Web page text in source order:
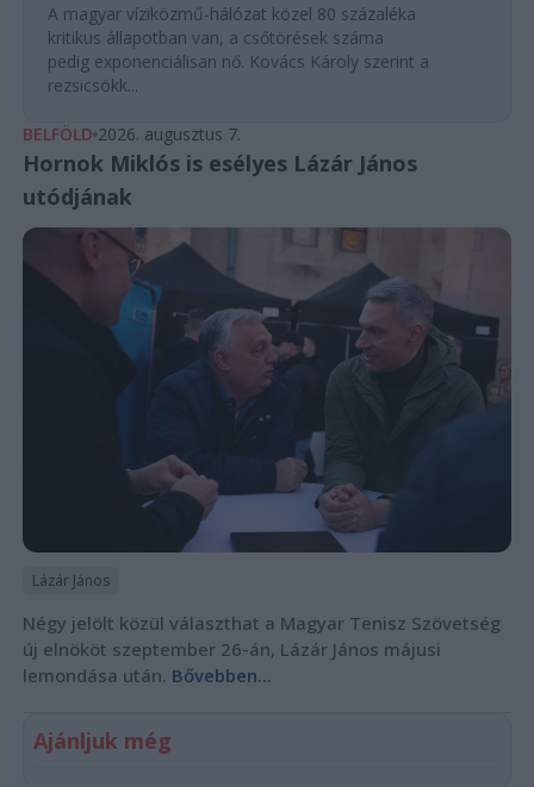
A magyar víziközmű-hálózat közel 80 százaléka
kritikus állapotban van, a csőtörések száma
pedig exponenciálisan nő. Kovács Károly szerint a
rezsicsökk...
BELFÖLD 2026. augusztus 7.
Hornok Miklós is esélyes Lázár János
utódjának
Lázár János
Négy jelölt közül választhat a Magyar Tenisz Szövetség
új elnököt szeptember 26-án, Lázár János májusi
lemondása után. Bővebben...
Ajánljuk még